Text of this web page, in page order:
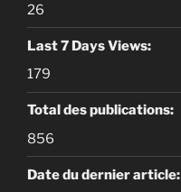
26
Last 7 Days Views:
179
Total des publications:
856
Date du dernier article: